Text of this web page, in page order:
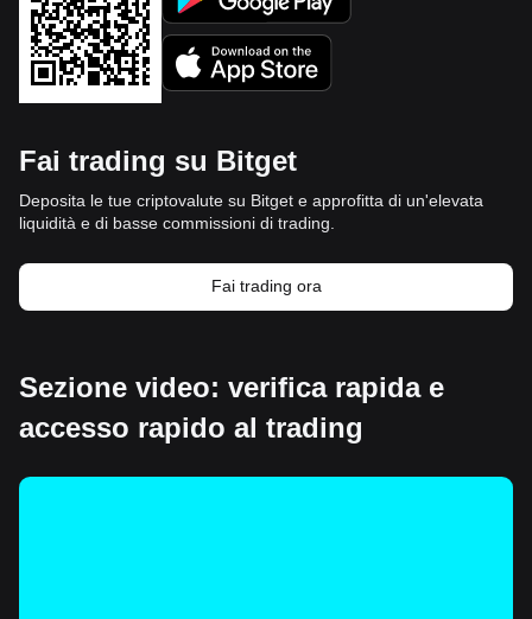
Fai trading su Bitget
Deposita le tue criptovalute su Bitget e approfitta di un'elevata
liquidità e di basse commissioni di trading.
Fai trading ora
Sezione video: verifica rapida e
accesso rapido al trading